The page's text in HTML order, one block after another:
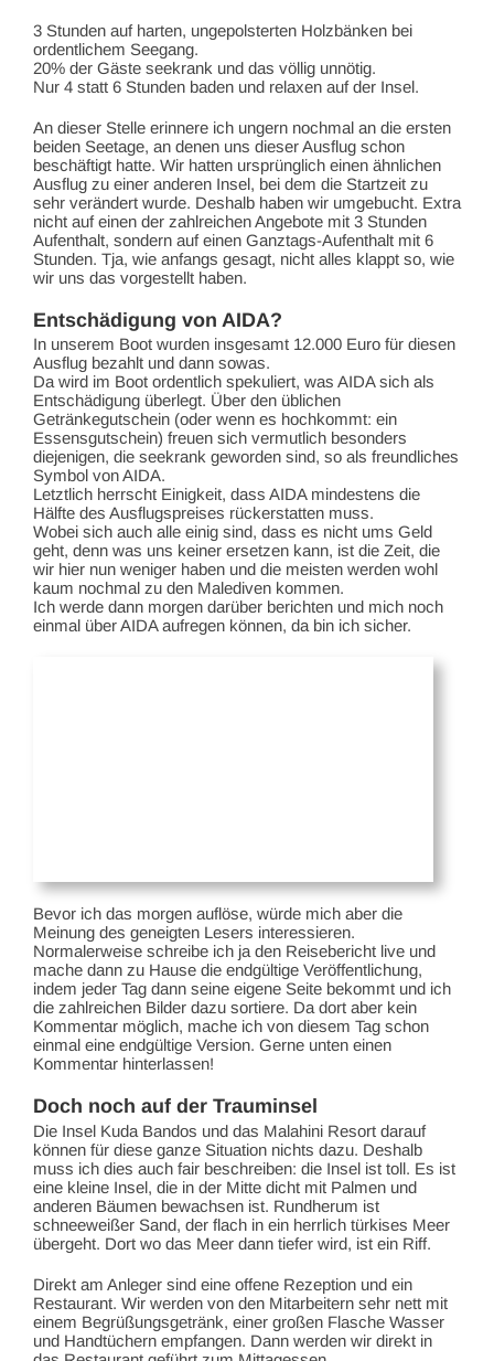
3 Stunden auf harten, ungepolsterten Holzbänken bei
ordentlichem Seegang.
20% der Gäste seekrank und das völlig unnötig.
Nur 4 statt 6 Stunden baden und relaxen auf der Insel.
An dieser Stelle erinnere ich ungern nochmal an die ersten
beiden Seetage, an denen uns dieser Ausflug schon
beschäftigt hatte. Wir hatten ursprünglich einen ähnlichen
Ausflug zu einer anderen Insel, bei dem die Startzeit zu
sehr verändert wurde. Deshalb haben wir umgebucht. Extra
nicht auf einen der zahlreichen Angebote mit 3 Stunden
Aufenthalt, sondern auf einen Ganztags-Aufenthalt mit 6
Stunden. Tja, wie anfangs gesagt, nicht alles klappt so, wie
wir uns das vorgestellt haben.
Entschädigung von AIDA?
In unserem Boot wurden insgesamt 12.000 Euro für diesen
Ausflug bezahlt und dann sowas.
Da wird im Boot ordentlich spekuliert, was AIDA sich als
Entschädigung überlegt. Über den üblichen
Getränkegutschein (oder wenn es hochkommt: ein
Essensgutschein) freuen sich vermutlich besonders
diejenigen, die seekrank geworden sind, so als freundliches
Symbol von AIDA.
Letztlich herrscht Einigkeit, dass AIDA mindestens die
Hälfte des Ausflugspreises rückerstatten muss.
Wobei sich auch alle einig sind, dass es nicht ums Geld
geht, denn was uns keiner ersetzen kann, ist die Zeit, die
wir hier nun weniger haben und die meisten werden wohl
kaum nochmal zu den Malediven kommen.
Ich werde dann morgen darüber berichten und mich noch
einmal über AIDA aufregen können, da bin ich sicher.
Bevor ich das morgen auflöse, würde mich aber die
Meinung des geneigten Lesers interessieren.
Normalerweise schreibe ich ja den Reisebericht live und
mache dann zu Hause die endgültige Veröffentlichung,
indem jeder Tag dann seine eigene Seite bekommt und ich
die zahlreichen Bilder dazu sortiere. Da dort aber kein
Kommentar möglich, mache ich von diesem Tag schon
einmal eine endgültige Version. Gerne unten einen
Kommentar hinterlassen!
Doch noch auf der Trauminsel
Die Insel Kuda Bandos und das Malahini Resort darauf
können für diese ganze Situation nichts dazu. Deshalb
muss ich dies auch fair beschreiben: die Insel ist toll. Es ist
eine kleine Insel, die in der Mitte dicht mit Palmen und
anderen Bäumen bewachsen ist. Rundherum ist
schneeweißer Sand, der flach in ein herrlich türkises Meer
übergeht. Dort wo das Meer dann tiefer wird, ist ein Riff.
Direkt am Anleger sind eine offene Rezeption und ein
Restaurant. Wir werden von den Mitarbeitern sehr nett mit
einem Begrüßungsgetränk, einer großen Flasche Wasser
und Handtüchern empfangen. Dann werden wir direkt in